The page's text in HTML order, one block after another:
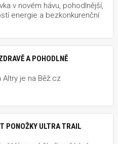
v novém hávu, pohodlnější,
energie a bezkonkurenční
A POHODLNĚ
Altry je na Běž.cz
PONOŽKY ULTRA TRAIL